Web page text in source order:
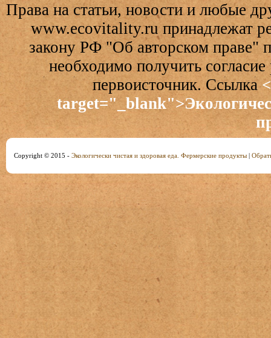
Права на статьи, новости и любые
www.ecovitality.ru принадлежат
закону РФ "Об авторском праве"
необходимо получить
первоисточник. Ссылка
Copyright © 2015 - Экологически чистая и здоровая еда. Фермерские продукты |